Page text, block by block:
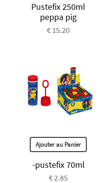
Pustefix 250ml
peppa pig
€ 15.20
Ajouter au Panier
-pustefix 70ml
€ 2.85